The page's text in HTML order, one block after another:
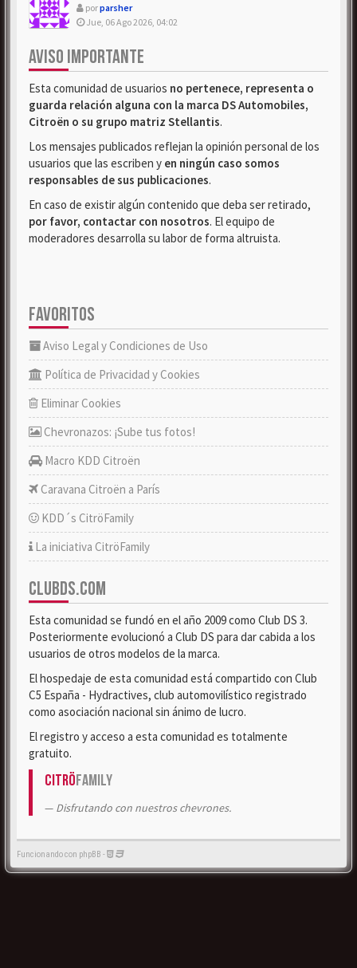
porparsher
Jue, 06 Ago 2026, 04:02
AVISO IMPORTANTE
Esta comunidad de usuarios no pertenece, representa o
guarda relación alguna con la marca DS Automobiles,
Citroën o su grupo matriz Stellantis.
Los mensajes publicados reflejan la opinión personal de los
usuarios que las escriben y en ningún caso somos
responsables de sus publicaciones.
En caso de existir algún contenido que deba ser retirado,
por favor, contactar con nosotros. El equipo de
moderadores desarrolla su labor de forma altruista.
FAVORITOS
Aviso Legal y Condiciones de Uso
Política de Privacidad y Cookies
Eliminar Cookies
Chevronazos: ¡Sube tus fotos!
Macro KDD Citroën
Caravana Citroën a París
KDD´s CitröFamily
La iniciativa CitröFamily
CLUBDS.COM
Esta comunidad se fundó en el año 2009 como Club DS 3.
Posteriormente evolucionó a Club DS para dar cabida a los
usuarios de otros modelos de la marca.
El hospedaje de esta comunidad está compartido con Club
C5 España - Hydractives, club automovilístico registrado
como asociación nacional sin ánimo de lucro.
El registro y acceso a esta comunidad es totalmente
gratuito.
CitröFamily
Disfrutando con nuestros chevrones.
Funcionando con phpBB -